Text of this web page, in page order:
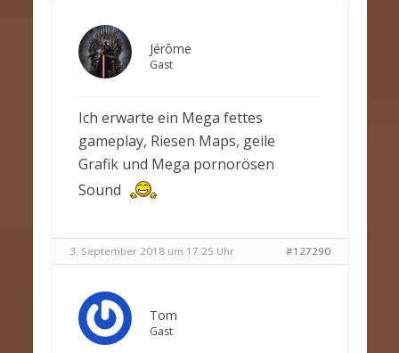
Jérôme
Gast
Ich erwarte ein Mega fettes
gameplay, Riesen Maps, geile
Grafik und Mega pornorösen
Sound
3. September 2018 um 17:25 Uhr #127290
Tom
Gast